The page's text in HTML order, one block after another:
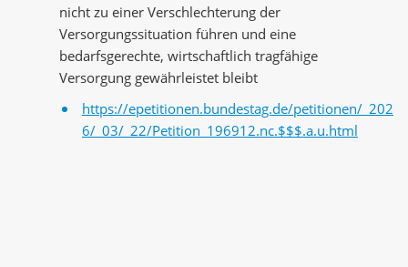
nicht zu einer Verschlechterung der
Versorgungssituation führen und eine
bedarfsgerechte, wirtschaftlich tragfähige
Versorgung gewährleistet bleibt
https://epetitionen.bundestag.de/petitionen/_202
6/_03/_22/Petition_196912.nc.$$$.a.u.html